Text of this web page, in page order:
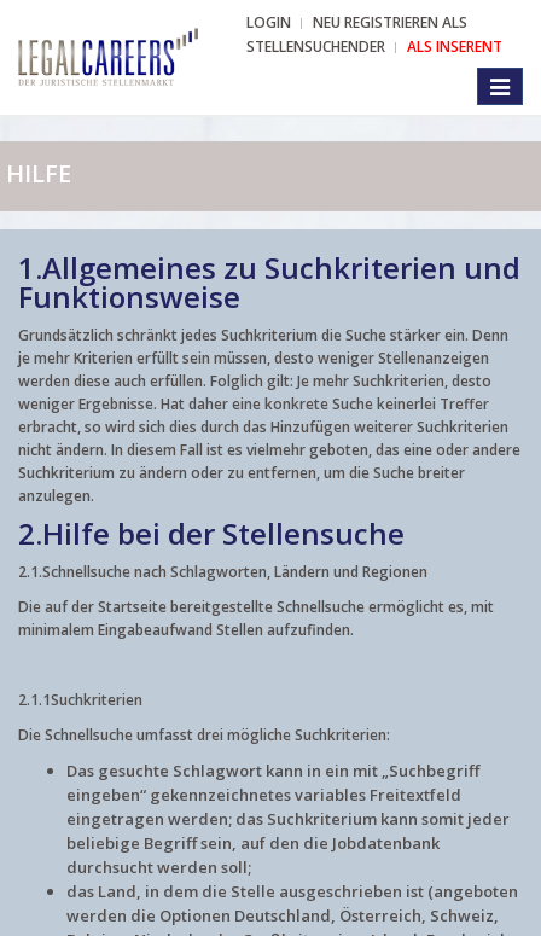
LOGIN
NEU REGISTRIEREN ALS
STELLENSUCHENDER
ALS INSERENT
HILFE
1.Allgemeines zu Suchkriterien und
Funktionsweise
Grundsätzlich schränkt jedes Suchkriterium die Suche stärker ein. Denn
je mehr Kriterien erfüllt sein müssen, desto weniger Stellenanzeigen
werden diese auch erfüllen. Folglich gilt: Je mehr Suchkriterien, desto
weniger Ergebnisse. Hat daher eine konkrete Suche keinerlei Treffer
erbracht, so wird sich dies durch das Hinzufügen weiterer Suchkriterien
nicht ändern. In diesem Fall ist es vielmehr geboten, das eine oder andere
Suchkriterium zu ändern oder zu entfernen, um die Suche breiter
anzulegen.
2.Hilfe bei der Stellensuche
2.1.Schnellsuche nach Schlagworten, Ländern und Regionen
Die auf der Startseite bereitgestellte Schnellsuche ermöglicht es, mit
minimalem Eingabeaufwand Stellen aufzufinden.
2.1.1Suchkriterien
Die Schnellsuche umfasst drei mögliche Suchkriterien:
Das gesuchte Schlagwort kann in ein mit „Suchbegriff
eingeben“ gekennzeichnetes variables Freitextfeld
eingetragen werden; das Suchkriterium kann somit jeder
beliebige Begriff sein, auf den die Jobdatenbank
durchsucht werden soll;
das Land, in dem die Stelle ausgeschrieben ist (angeboten
werden die Optionen Deutschland, Österreich, Schweiz,